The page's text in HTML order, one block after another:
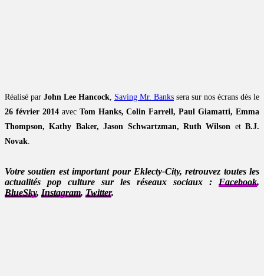
Réalisé par John Lee Hancock, Saving Mr. Banks sera sur nos écrans dès le
26 février 2014avec Tom Hanks, Colin Farrell, Paul Giamatti, Emma
Thompson, Kathy Baker, Jason Schwartzman, Ruth Wilson et B.J.
Novak.
Votre soutien est important pour Eklecty-City, retrouvez toutes les
actualités pop culture sur les réseaux sociaux : Facebook,
BlueSky, Instagram, Twitter.